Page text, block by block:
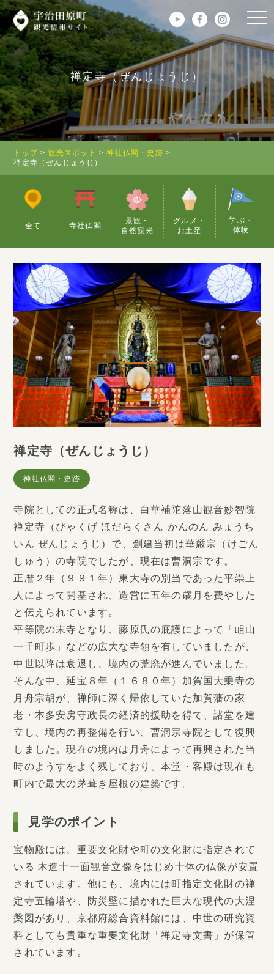
禅定寺（ぜんじょうじ）
トップ > 観光スポット >神社仏閣・史跡 >
禅定寺（ぜんじょうじ）
全て 寺社仏閣
景観・
自然観光
グルメ・
お土産
学ぶ・
体験
禅定寺（ぜんじょうじ）
神社仏閣・史跡
寺院としての正式名称は、白華補陀落山観音妙智院
禅定寺（びゃくげ ほだらくさん かんのん みょうち
いん ぜんじょうじ）で、創建当初は華厳宗（けごん
しゅう）の寺院でしたが、現在は曹洞宗です。
正暦２年（９９１年）東大寺の別当であった平崇上
人によって開基され、造営に五年の歳月を費やした
と伝えられています。
平等院の末寺となり、藤原氏の庇護によって「岨山
一千町歩」などの広大な寺領を有していましたが、
中世以降は衰退し、境内の荒廃が進んでいました。
そんな中、延宝８年（１６８０年）加賀国大乗寺の
月舟宗胡が、禅師に深く帰依していた加賀藩の家
老・本多安房守政長の経済的援助を得て、諸堂を建
立し、境内の再整備を行い、曹洞宗寺院として復興
しました。現在の境内は月舟によって再興された当
時のようすをよく残しており、本堂・客殿は現在も
町内で最大の茅葺き屋根の建築です。
見学のポイント
宝物殿には、重要文化財や町の文化財に指定されて
いる 木造十一面観音立像をはじめ十体の仏像が安置
されています。他にも、境内には町指定文化財の禅
定寺五輪塔や、防災壁に描かれた巨大な現代の大涅
槃図があり、京都府総合資料館には、中世の研究資
料としても貴重な重要文化財「禅定寺文書」が保管
されています。